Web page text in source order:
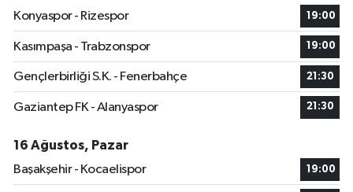
Konyaspor - Rizespor
19:00
Kasımpaşa - Trabzonspor 19:00
Gençlerbirliği S.K. - Fenerbahçe 21:30
Gaziantep FK - Alanyaspor 21:30
16 Ağustos, Pazar
Başakşehir - Kocaelispor
19:00